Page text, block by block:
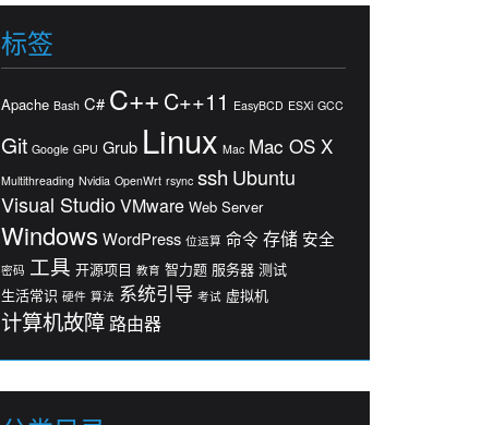
标签
Apache Bash C# C++ C++11 EasyBCD ESXi GCC
Git Google GPU Grub Linux Mac Mac OS X
Multithreading Nvidia OpenWrt rsync ssh Ubuntu
Visual StudioVMware Web Server
Windows WordPress 位运算 命令 存储 安全
密码 工具 开源项目 教育 智力题 服务器 测试
生活常识 硬件 算法 系统引导 考试 虚拟机
计算机故障 路由器